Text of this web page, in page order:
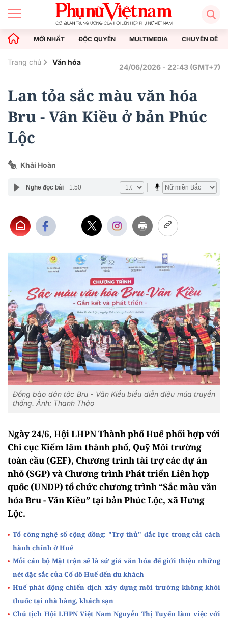
MỚI NHẤT ĐỘC QUYỀN MULTIMEDIA CHUYÊN ĐỀ
Trang chủ Văn hóa
24/06/2026 - 22:43 (GMT+7)
Lan tỏa sắc màu văn hóa
Bru - Vân Kiều ở bản Phúc
Lộc
Khải Hoàn
Nghe đọc bài 1:50
Đồng bào dân tộc Bru - Vân Kiều biểu diễn điệu múa truyền
thống. Ảnh: Thanh Thảo
Ngày 24/6, Hội LHPN Thành phố Huế phối hợp với
Chi cục Kiểm lâm thành phố, Quỹ Môi trường
toàn cầu (GEF), Chương trình tài trợ các dự án
nhỏ (SGP) và Chương trình Phát triển Liên hợp
quốc (UNDP) tổ chức chương trình “Sắc màu văn
hóa Bru - Vân Kiều” tại bản Phúc Lộc, xã Hưng
Lộc.
Tổ công nghệ số cộng đồng: "Trợ thủ" đắc lực trong cải cách
hành chính ở Huế
Mỗi cán bộ Mặt trận sẽ là sứ giả văn hóa để giới thiệu những
nét đặc sắc của Cố đô Huế đến du khách
Huế phát động chiến dịch xây dựng môi trường không khói
thuốc tại nhà hàng, khách sạn
Chủ tịch Hội LHPN Việt Nam Nguyễn Thị Tuyến làm việc với